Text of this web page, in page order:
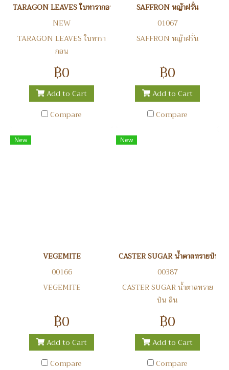
TARAGON LEAVES ใบทารากอน
NEW
TARAGON LEAVES ใบทารา
กอน
฿0
Add to Cart
Compare
SAFFRON หญ้าฝรั่น
01067
SAFFRON หญ้าฝรั่น
฿0
Add to Cart
Compare
New
VEGEMITE
00166
VEGEMITE
฿0
Add to Cart
Compare
New
CASTER SUGAR น้ำตาลทรายป่น ลิ
00387
CASTER SUGAR น้ำตาลทราย
ป่น ลิน
฿0
Add to Cart
Compare